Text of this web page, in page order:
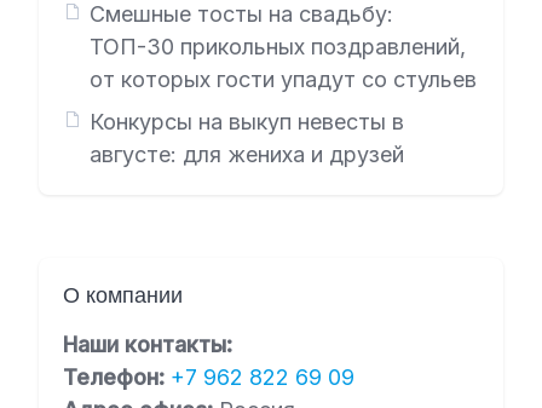
Смешные тосты на свадьбу:
ТОП-30 прикольных поздравлений,
от которых гости упадут со стульев
Конкурсы на выкуп невесты в
августе: для жениха и друзей
О компании
Наши контакты:
Телефон: +7 962 822 69 09